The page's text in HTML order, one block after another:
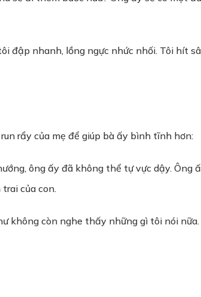
đập nhanh, lồng ngực nhức nhối. Tôi hít
rẩy của mẹ để giúp bà ấy bình tĩnh hơn:
ông ấy đã không thể tự vực dậy. Ông
của con.
không còn nghe thấy những gì tôi nói